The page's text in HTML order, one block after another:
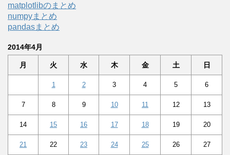
matplotlibのまとめ
numpyまとめ
pandasまとめ
2014年4月
月 火 水 木 金 土 日
1 2 3 4 5 6
7 8 9 10 11 12 13
14 15 16 17 18 19 20
21 22 23 24 25 26 27